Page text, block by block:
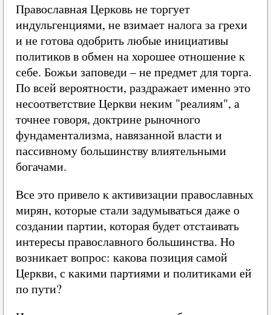
Православная Церковь не торгует
индульгенциями, не взимает налога за грехи
и не готова одобрить любые инициативы
политиков в обмен на хорошее отношение к
себе. Божьи заповеди – не предмет для торга.
По всей вероятности, раздражает именно это
несоответствие Церкви неким "реалиям", а
точнее говоря, доктрине рыночного
фундаментализма, навязанной власти и
пассивному большинству влиятельными
богачами.
Все это привело к активизации православных
мирян, которые стали задумываться даже о
создании партии, которая будет отстаивать
интересы православного большинства. Но
возникает вопрос: какова позиция самой
Церкви, с какими партиями и политиками ей
по пути?